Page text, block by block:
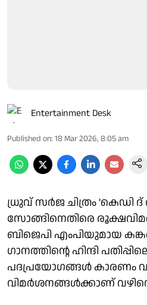
Entertainment Desk
Published on: 18 Mar 2026, 8:05 am
ധ്രുവ് സർജ ചിത്രം 'കെഡി
സോങ്ങിനെതിരെ
ബിജെപി എംപിയുമായ
ഗാനത്തിന്റെ ഹിന്ദി
പദപ്രയോഗങ്ങൾ കാരണം
വിമർശനങ്ങൾക്കാണ്